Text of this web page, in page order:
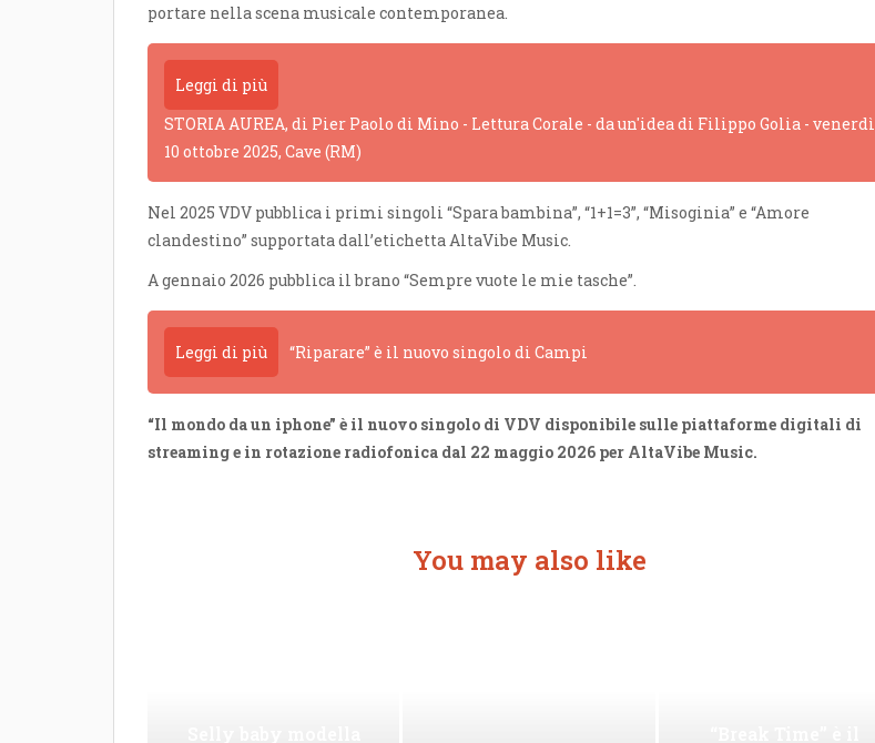
portare nella scena musicale contemporanea.
Leggi di più
STORIA AUREA, di Pier Paolo di Mino - Lettura Corale - da un'idea di Filippo Golia - venerdì
10 ottobre 2025, Cave (RM)
Nel 2025 VDV pubblica i primi singoli “Spara bambina”, “1+1=3”, “Misoginia” e “Amore
clandestino” supportata dall’etichetta AltaVibe Music.
A gennaio 2026 pubblica il brano “Sempre vuote le mie tasche”.
Leggi di più “Riparare” è il nuovo singolo di Campi
“Il mondo da un iphone” è il nuovo singolo di VDV disponibile sulle piattaforme digitali di
streaming e in rotazione radiofonica dal 22 maggio 2026 per AltaVibe Music.
You may also like